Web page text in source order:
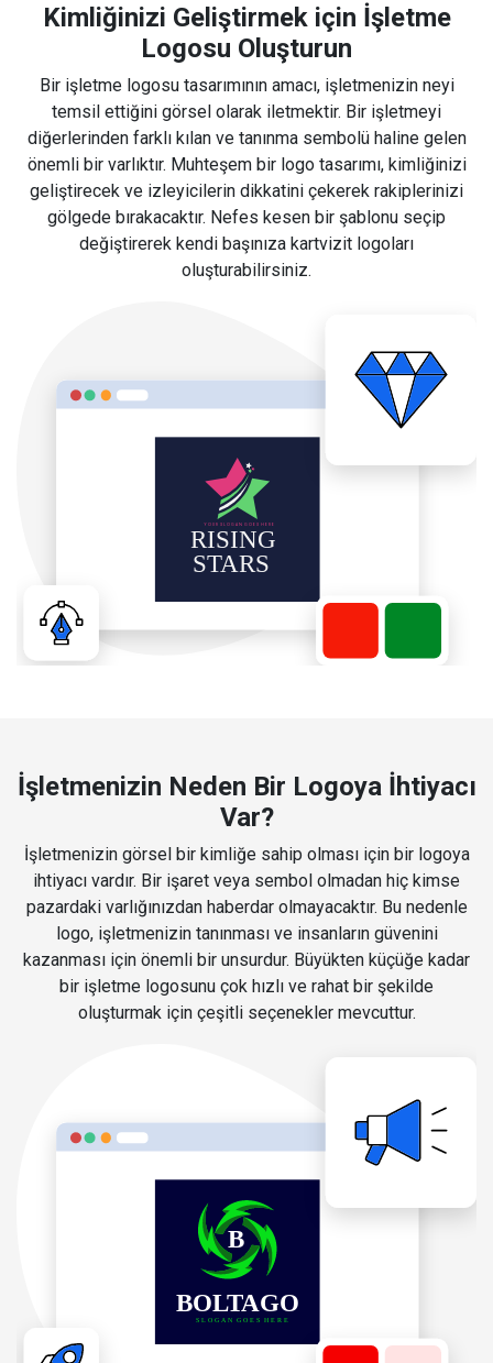
Kimliğinizi Geliştirmek için İşletme
Logosu Oluşturun
Bir işletme logosu tasarımının amacı, işletmenizin neyi
temsil ettiğini görsel olarak iletmektir. Bir işletmeyi
diğerlerinden farklı kılan ve tanınma sembolü haline gelen
önemli bir varlıktır. Muhteşem bir logo tasarımı, kimliğinizi
geliştirecek ve izleyicilerin dikkatini çekerek rakiplerinizi
gölgede bırakacaktır. Nefes kesen bir şablonu seçip
değiştirerek kendi başınıza kartvizit logoları
oluşturabilirsiniz.
İşletmenizin Neden Bir Logoya İhtiyacı
Var?
İşletmenizin görsel bir kimliğe sahip olması için bir logoya
ihtiyacı vardır. Bir işaret veya sembol olmadan hiç kimse
pazardaki varlığınızdan haberdar olmayacaktır. Bu nedenle
logo, işletmenizin tanınması ve insanların güvenini
kazanması için önemli bir unsurdur. Büyükten küçüğe kadar
bir işletme logosunu çok hızlı ve rahat bir şekilde
oluşturmak için çeşitli seçenekler mevcuttur.